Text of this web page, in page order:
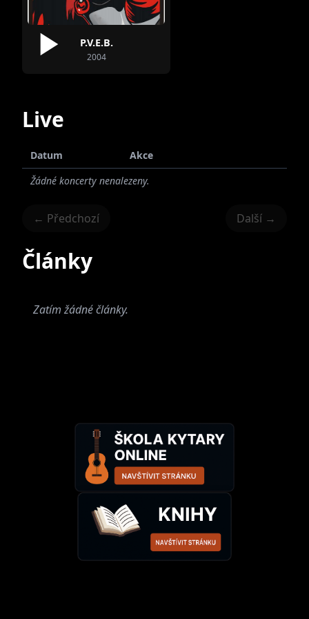
P.V.E.B.
2004
Live
Datum
Akce
Žádné koncerty nenalezeny.
← Předchozí Další →
Články
Zatím žádné články.